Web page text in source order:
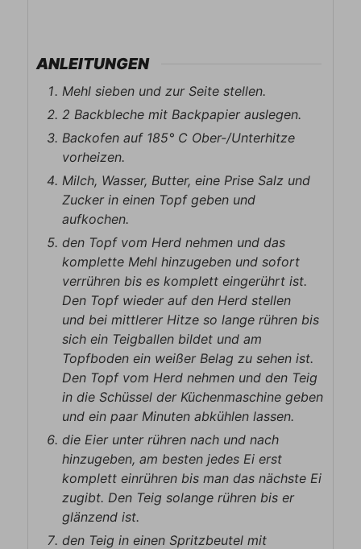
ANLEITUNGEN
Mehl sieben und zur Seite stellen.
2 Backbleche mit Backpapier auslegen.
Backofen auf 185° C Ober-/Unterhitze
vorheizen.
Milch, Wasser, Butter, eine Prise Salz und
Zucker in einen Topf geben und
aufkochen.
den Topf vom Herd nehmen und das
komplette Mehl hinzugeben und sofort
verrühren bis es komplett eingerührt ist.
Den Topf wieder auf den Herd stellen
und bei mittlerer Hitze so lange rühren bis
sich ein Teigballen bildet und am
Topfboden ein weißer Belag zu sehen ist.
Den Topf vom Herd nehmen und den Teig
in die Schüssel der Küchenmaschine geben
und ein paar Minuten abkühlen lassen.
die Eier unter rühren nach und nach
hinzugeben, am besten jedes Ei erst
komplett einrühren bis man das nächste Ei
zugibt. Den Teig solange rühren bis er
glänzend ist.
den Teig in einen Spritzbeutel mit